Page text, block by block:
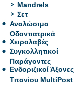
Mandrels
Σετ
Αναλώσιμα
Οδοντιατρικά
Χειρολαβές
Συγκολλητικοί
Παράγοντες
Ενδοριζικοί Άξονες
Τιτανίου MultiPost